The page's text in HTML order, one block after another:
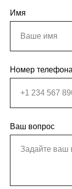
Имя
Номер
Ваш вопрос